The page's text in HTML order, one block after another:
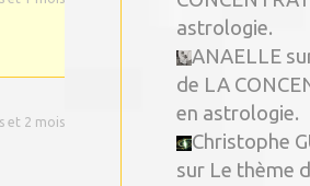
et 2 mois
astrologie.
ANAELLE
de LA
en astrologie.
Christophe
sur Le thème